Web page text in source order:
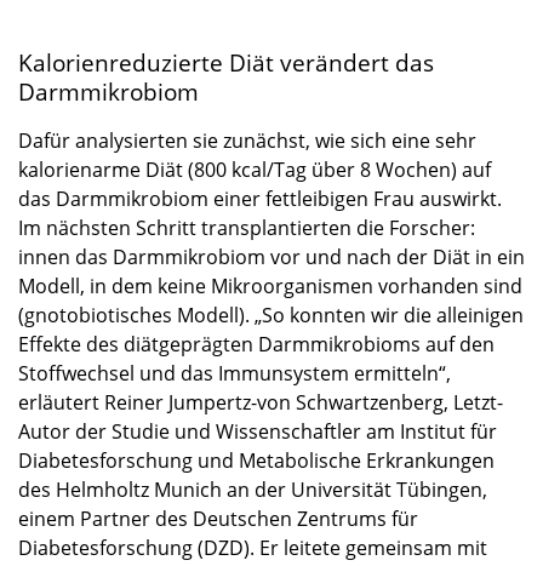
Kalorienreduzierte Diät verändert das
Darmmikrobiom
Dafür analysierten sie zunächst, wie sich eine sehr
kalorienarme Diät (800 kcal/Tag über 8 Wochen) auf
das Darmmikrobiom einer fettleibigen Frau auswirkt.
Im nächsten Schritt transplantierten die Forscher:
innen das Darmmikrobiom vor und nach der Diät in ein
Modell, in dem keine Mikroorganismen vorhanden sind
(gnotobiotisches Modell). „So konnten wir die alleinigen
Effekte des diätgeprägten Darmmikrobioms auf den
Stoffwechsel und das Immunsystem ermitteln“,
erläutert Reiner Jumpertz-von Schwartzenberg, Letzt-
Autor der Studie und Wissenschaftler am Institut für
Diabetesforschung und Metabolische Erkrankungen
des Helmholtz Munich an der Universität Tübingen,
einem Partner des Deutschen Zentrums für
Diabetesforschung (DZD). Er leitete gemeinsam mit